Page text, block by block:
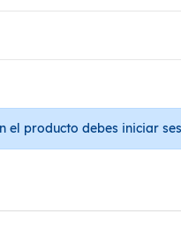
el producto debes iniciar